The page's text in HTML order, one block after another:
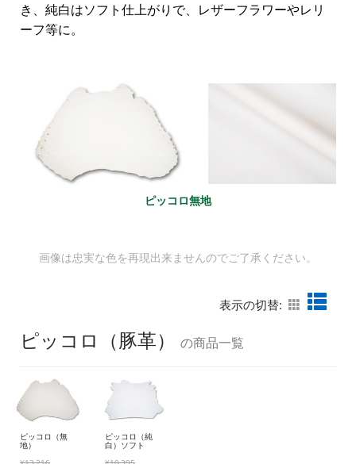
ピ
ー
き、純白はソフト仕上がりで、レザーフラワーやレリ
ーフ等に。
ピッコロ無地
画像は忠実な色を再現出来ませんのでご了承ください。
表示の切替:
ピッコロ（豚革） の商品一覧
ピッコロ（無
地）
ピッコロ（純
白）ソフト